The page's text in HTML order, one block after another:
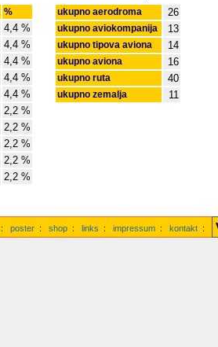
%
4,4 %
4,4 %
4,4 %
4,4 %
4,4 %
2,2 %
2,2 %
2,2 %
2,2 %
2,2 %
ukupno aerodroma 26
ukupno aviokompanija 13
ukupno tipova aviona 14
ukupno aviona 16
ukupno ruta 40
ukupno zemalja 11
: poster : shop : links : impressum : kontakt :